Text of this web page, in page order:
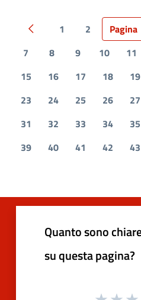
Pagina precedente
1 2 Pagina
7
8 9 10 11
15
16 17 18 19
23
24 25 26 27
31
32 33 34 35
39
40 41 42 43
Quanto sono
su questa pagina?